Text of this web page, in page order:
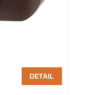
DETAIL